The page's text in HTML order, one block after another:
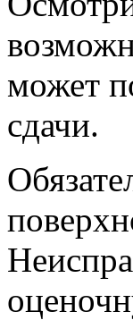
может
сдачи.